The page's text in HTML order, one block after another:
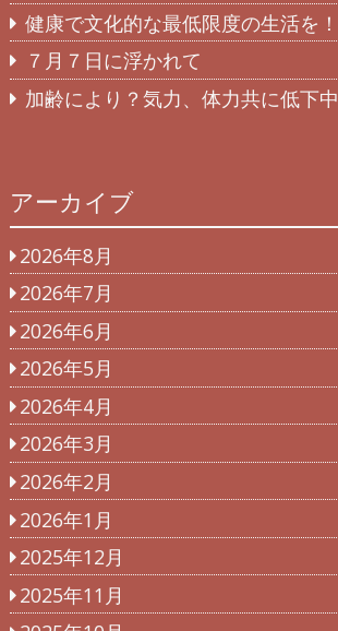
健康で文化的な最低限度の生活を！
７月７日に浮かれて
加齢により？気力、体力共に低下中
アーカイブ
2026年8月
2026年7月
2026年6月
2026年5月
2026年4月
2026年3月
2026年2月
2026年1月
2025年12月
2025年11月